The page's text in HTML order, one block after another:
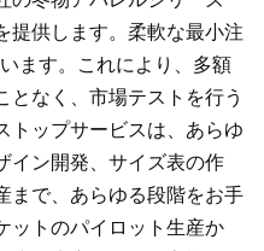
提供します。柔軟な最小注
ます。これにより、多額
となく、市場テストを行う
トップサービスは、あらゆ
イン開発、サイズ表の作
まで、あらゆる段階をお手
ットのパイロット生産か